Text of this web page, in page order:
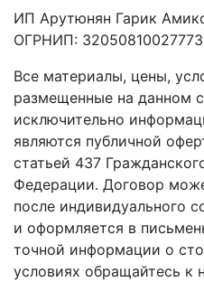
ИП Арутюнян Гарик
ОГРНИП:
Все материалы, цены,
размещенные на данном
исключительно
являются публичной
статьей 437
Федерации. Договор
после индивидуального
и оформляется в
точной информации о
условиях обращайтесь